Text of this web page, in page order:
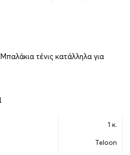
τένις κατάλληλα για
1 κ.
Teloon